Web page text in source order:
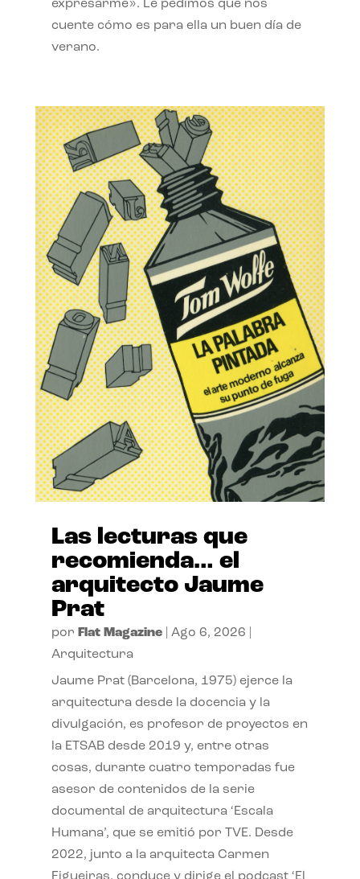
expresarme». Le pedimos que nos
cuente cómo es para ella un buen día de
verano.
Las lecturas que
recomienda… el
arquitecto Jaume
Prat
por Flat Magazine| Ago 6, 2026
Arquitectura
Jaume Prat (Barcelona, 1975) ejerce la
arquitectura desde la docencia y la
divulgación, es profesor de proyectos en
la ETSAB desde 2019 y, entre otras
cosas, durante cuatro temporadas fue
asesor de contenidos de la serie
documental de arquitectura ‘Escala
Humana’, que se emitió por TVE. Desde
2022, junto a la arquitecta Carmen